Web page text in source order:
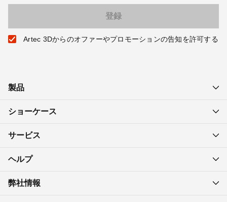
Artec 3Dからのオファーやプロモーションの告知を許可する
製品
ショーケース
サービス
ヘルプ
弊社情報